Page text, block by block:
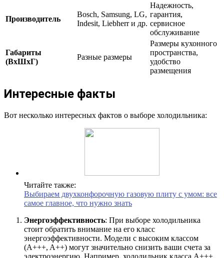
Производитель
Bosch, Samsung, LG,
Indesit, Liebherr и др.
Надежность,
гарантия,
сервисное
обслуживание
Габариты
(ВхШхГ)
Разные размеры
Размеры кухонного
пространства,
удобство
размещения
Интересные факты
Вот несколько интересных фактов о выборе холодильника:
Читайте также:
Выбираем двухконфорочную газовую плиту с умом: все
самое главное, что нужно знать
Энергоэффективность: При выборе холодильника
стоит обратить внимание на его класс
энергоэффективности. Модели с высоким классом
(A+++, A++) могут значительно снизить ваши счета за
электроэнергию. Например, холодильник класса A+++